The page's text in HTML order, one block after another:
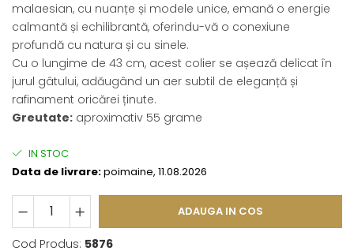
malaesian, cu nuanțe și modele unice, emană o energie
calmantă și echilibrantă, oferindu-vă o conexiune
profundă cu natura și cu sinele.
Cu o lungime de 43 cm, acest colier se așează delicat în
jurul gâtului, adăugând un aer subtil de eleganță și
rafinament oricărei ținute.
Greutate: aproximativ 55 grame
IN STOC
Data de livrare:poimaine, 11.08.2026
ADAUGA IN COS
Cod Produs: 5876